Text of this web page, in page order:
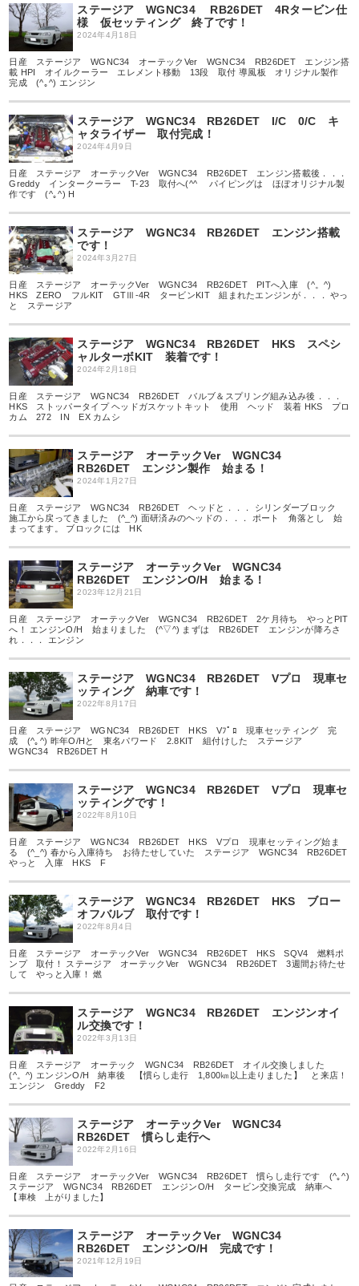
ステージア WGNC34 RB26DET 4Rタービン仕
様 仮セッティング 終了です！
2024年4月18日
日産 ステージア WGNC34 オーテックVer WGNC34 RB26DET エンジン搭
載 HPI オイルクーラー エレメント移動 13段 取付 導風板 オリジナル製作
完成 (^｡^) エンジン
ステージア WGNC34 RB26DET I/C 0/C キ
ャタライザー 取付完成！
2024年4月9日
日産 ステージア オーテックVer WGNC34 RB26DET エンジン搭載後．．．
Greddy インタークーラー T-23 取付へ(^^ゞ パイピングは ほぼオリジナル製
作です (^｡^) H
ステージア WGNC34 RB26DET エンジン搭載
です！
2024年3月27日
日産 ステージア オーテックVer WGNC34 RB26DET PITへ入庫 (^。^)
HKS ZERO フルKIT GTⅢ-4R タービンKIT 組まれたエンジンが．．． やっ
と ステージア
ステージア WGNC34 RB26DET HKS スペシ
ャルターボKIT 装着です！
2024年2月18日
日産 ステージア WGNC34 RB26DET バルブ＆スプリング組み込み後．．．
HKS ストッパータイプ ヘッドガスケットキット 使用 ヘッド 装着 HKS プロ
カム 272 IN EX カムシ
ステージア オーテックVer WGNC34
RB26DET エンジン製作 始まる！
2024年1月27日
日産 ステージア WGNC34 RB26DET ヘッドと．．． シリンダーブロック
施工から戻ってきました (^_^) 面研済みのヘッドの．．． ポート 角落とし 始
まってます。 ブロックには HK
ステージア オーテックVer WGNC34
RB26DET エンジンO/H 始まる！
2023年12月21日
日産 ステージア オーテックVer WGNC34 RB26DET 2ケ月待ち やっとPIT
へ！ エンジンO/H 始まりました (^▽^) まずは RB26DET エンジンが降ろさ
れ．．． エンジン
ステージア WGNC34 RB26DET Vプロ 現車セ
ッティング 納車です！
2022年8月17日
日産 ステージア WGNC34 RB26DET HKS Vﾌﾟﾛ 現車セッティング 完
成 (^｡^) 昨年O/Hと 東名パワード 2.8KIT 組付けした ステージア
WGNC34 RB26DET H
ステージア WGNC34 RB26DET Vプロ 現車セ
ッティングです！
2022年8月10日
日産 ステージア WGNC34 RB26DET HKS Vプロ 現車セッティング始ま
る (^_^) 春から入庫待ち お待たせしていた ステージア WGNC34 RB26DET
やっと 入庫 HKS F
ステージア WGNC34 RB26DET HKS ブロー
オフバルブ 取付です！
2022年8月4日
日産 ステージア オーテックVer WGNC34 RB26DET HKS SQV4 燃料ポ
ンプ 取付！ ステージア オーテックVer WGNC34 RB26DET 3週間お待たせ
して やっと入庫！ 燃
ステージア WGNC34 RB26DET エンジンオイ
ル交換です！
2022年3月13日
日産 ステージア オーテック WGNC34 RB26DET オイル交換しました
(^。^) エンジンO/H 納車後 【慣らし走行 1,800㎞以上走りました】 と来店！
エンジン Greddy F2
ステージア オーテックVer WGNC34
RB26DET 慣らし走行へ
2022年2月16日
日産 ステージア オーテックVer WGNC34 RB26DET 慣らし走行です (^｡^)
ステージア WGNC34 RB26DET エンジンO/H タービン交換完成 納車へ
【車検 上がりました】
ステージア オーテックVer WGNC34
RB26DET エンジンO/H 完成です！
2021年12月19日